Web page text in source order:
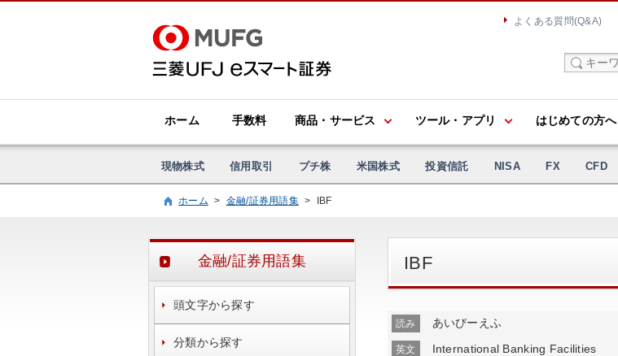
よくある質問(Q&A)
ホーム 手数料 商品・サービス ツール・アプリ はじめての方へ
現物株式 信用取引 プチ株 米国株式 投資信託 NISA FX CFD
ホーム > 金融/証券用語集 > IBF
IBF
読み あいびーえふ
英文 International Banking Facilities
金融/証券用語集
頭文字から探す
分類から探す